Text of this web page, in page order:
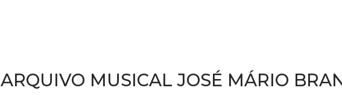
ARQUIVO MUSICAL JOSÉ MÁRIO